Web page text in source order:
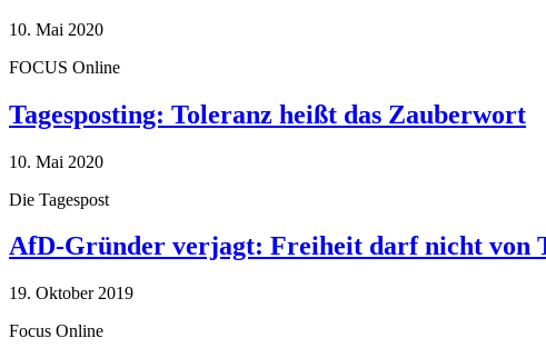
10. Mai 2020
FOCUS Online
Tagesposting: Toleranz heißt das Zauberwort
10. Mai 2020
Die Tagespost
AfD-Gründer verjagt: Freiheit darf nicht von
19. Oktober 2019
Focus Online